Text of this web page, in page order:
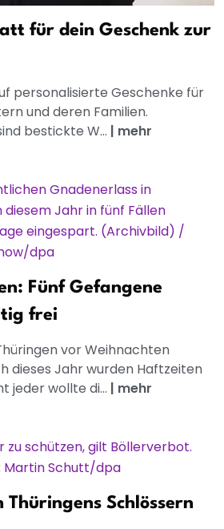
für dein Geschenk zur
personalisierte Geschenke für
und deren Familien.
bestickte W... | mehr
Fünf Gefangene
frei
vor Weihnachten
dieses Jahr wurden Haftzeiten
jeder wollte di... | mehr
Thüringens Schlössern